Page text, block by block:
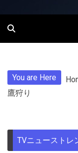
You are Here
鷹狩り
TVニューストレ